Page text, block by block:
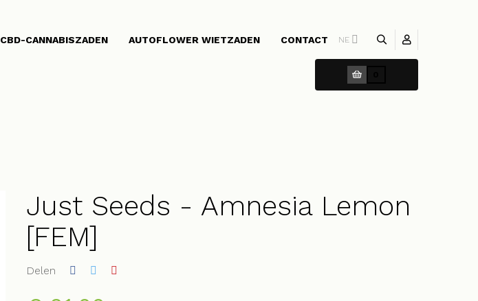
CBD-CANNABISZADEN AUTOFLOWER WIETZADEN CONTACT NE
Just Seeds - Amnesia Lemon
[FEM]
Delen